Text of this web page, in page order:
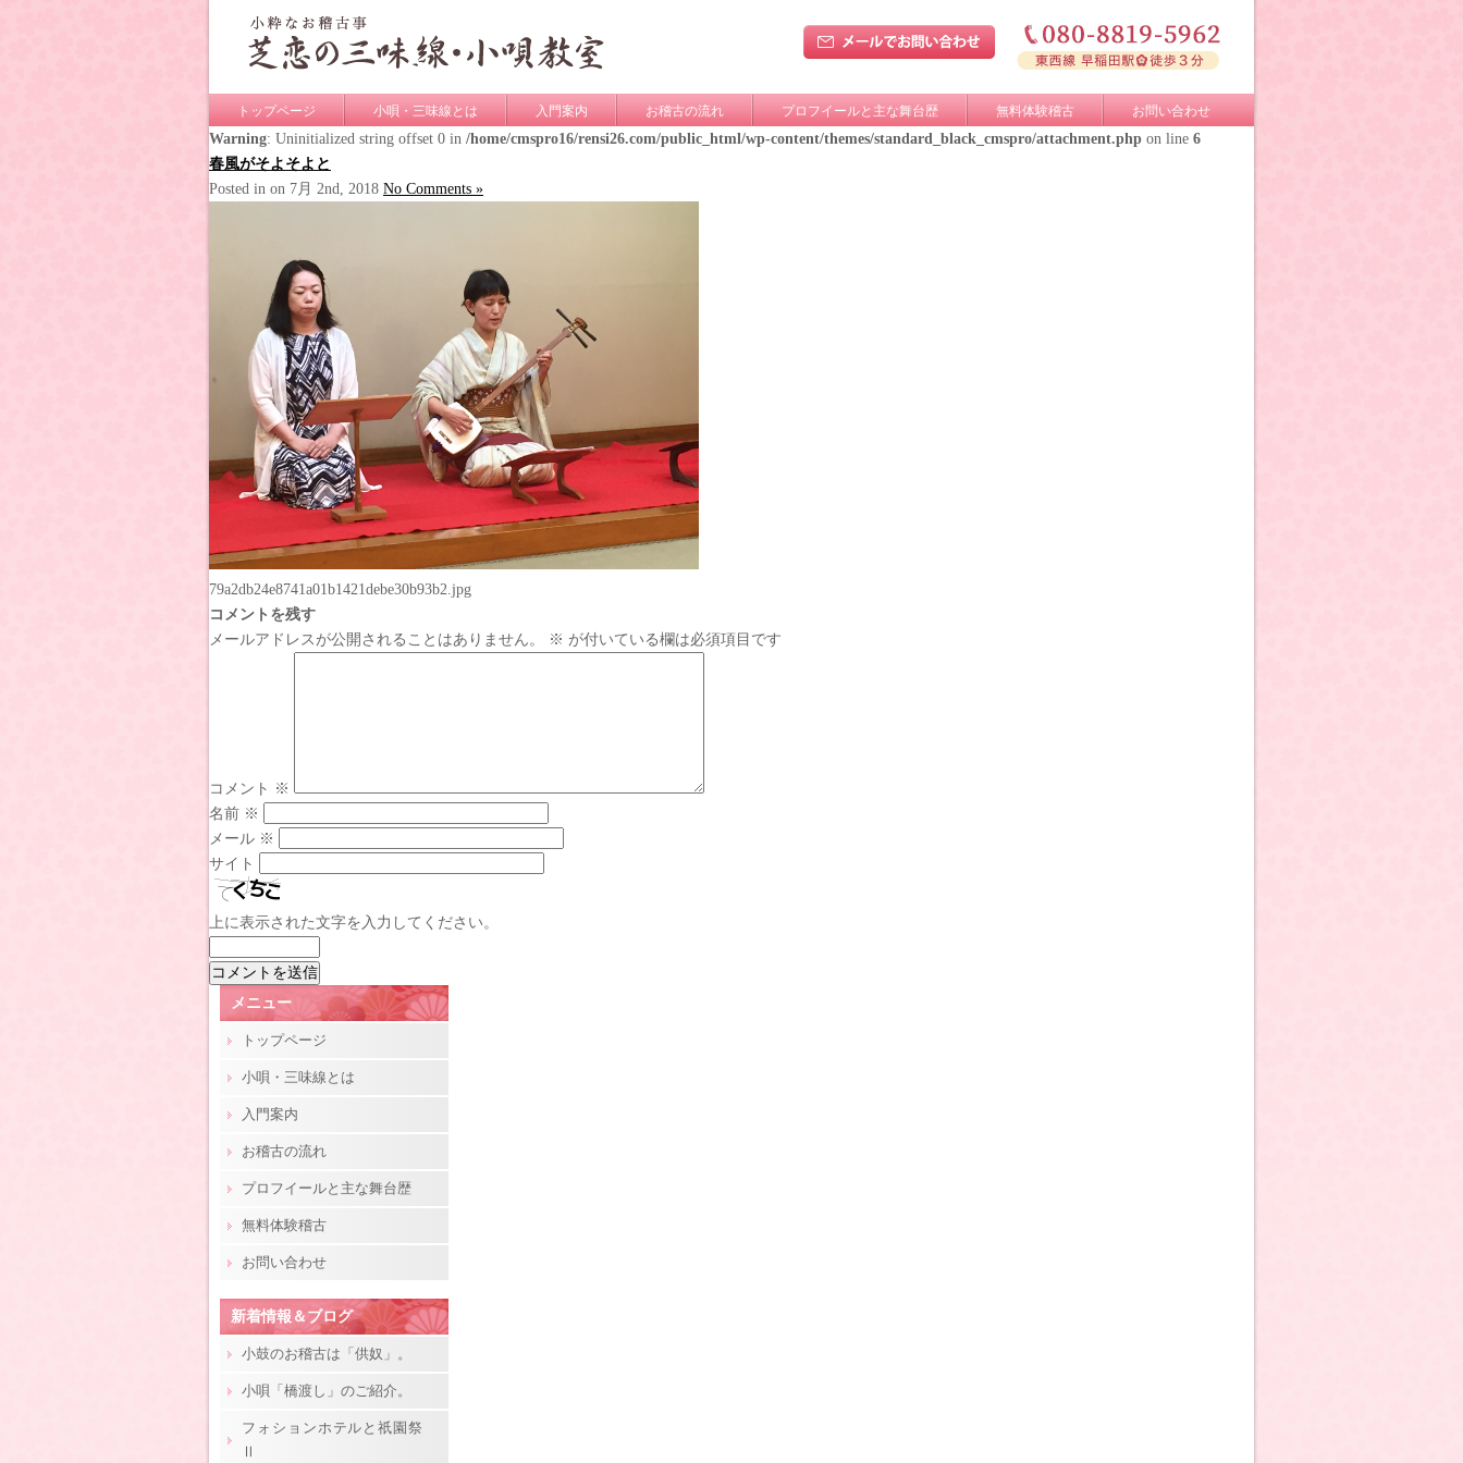
トップページ 小唄・三味線とは 入門案内 お稽古の流れ プロフイールと主な舞台歴 無料体験稽古 お問い合わせ
Warning: Uninitialized string offset 0 in /home/cmspro16/rensi26.com/public_html/wp-content/themes/standard_black_cmspro/attachment.php on line 6
春風がそよそよと
Posted in on 7月 2nd, 2018 No Comments »
79a2db24e8741a01b1421debe30b93b2.jpg
コメントを残す
メールアドレスが公開されることはありません。
※ が付いている欄は必須項目です
コメント ※
名前 ※
メール ※
サイト
上に表示された文字を入力してください。
メニュー
トップページ
小唄・三味線とは
入門案内
お稽古の流れ
プロフイールと主な舞台歴
無料体験稽古
お問い合わせ
新着情報＆ブログ
小鼓のお稽古は「供奴」。
小唄「橋渡し」のご紹介。
フォションホテルと祇園祭
Ⅱ